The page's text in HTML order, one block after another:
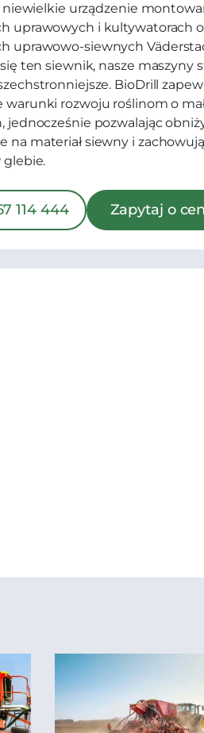
urządzenie
uprawowych i kultywatorach
uprawowo-siewnych
ten siewnik, nasze maszyny
BioDrill
warunki rozwoju roślinom o
jednocześnie pozwalając
na materiał siewny i
glebie.
114 444 Zapytaj o